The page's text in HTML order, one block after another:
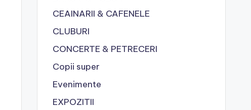
CEAINARII & CAFENELE
CLUBURI
CONCERTE & PETRECERI
Copii super
Evenimente
EXPOZITII